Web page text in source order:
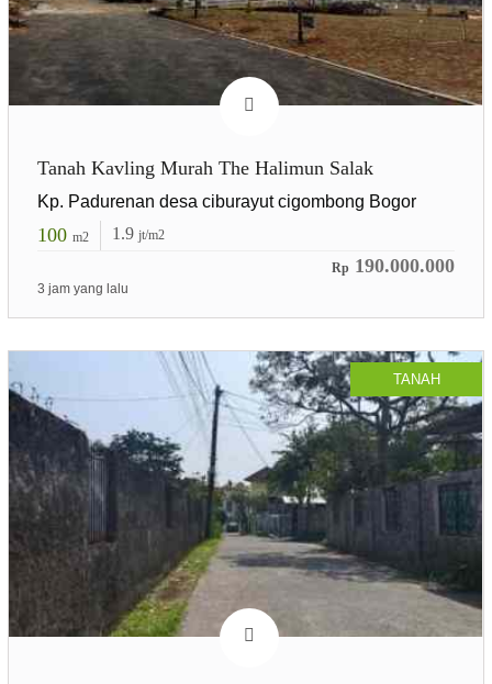
Tanah Kavling Murah The Halimun Salak
Kp. Padurenan desa ciburayut cigombong Bogor
100 m2 1.9 jt/m2
Rp 190.000.000
3 jam yang lalu
TANAH